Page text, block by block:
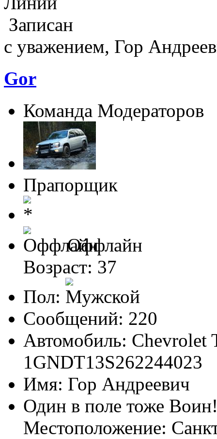
Записан
с уважением, Гор
Gor
Команда Модераторов
Прапорщик
Оффлайн
Возраст: 37
Пол:
Сообщений: 220
Автомобиль: Chevrolet
1GNDT13S262244023
Имя: Гор Андреевич
Один в поле тоже
Местоположение: